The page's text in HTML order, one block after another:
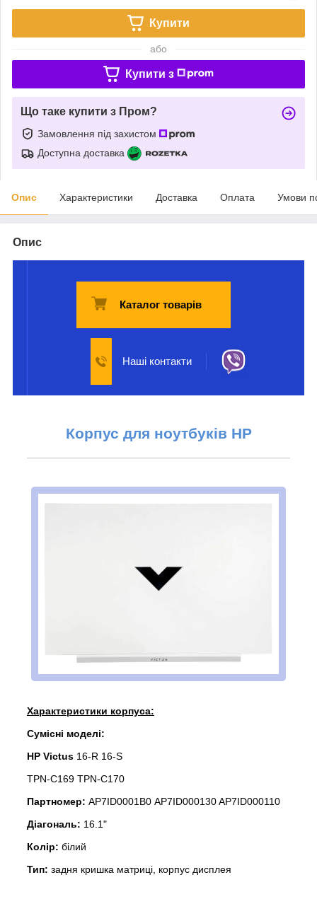
Купити
або
Купити з
Що таке купити з Пром?
Замовлення під захистом
Доступна доставка
Опис Характеристики Доставка Оплата Умови
Опис
Каталог товарів
Наші контакти
Корпус для ноутбуків HP
Характеристики корпуса:
Сумісні моделі:
HP Victus 16-R 16-S
TPN-C169 TPN-C170
Партномер: AP7ID0001B0 AP7ID000130 AP7ID000110
Діагональ: 16.1"
Колір: білий
Тип: задня кришка матриці, корпус дисплея